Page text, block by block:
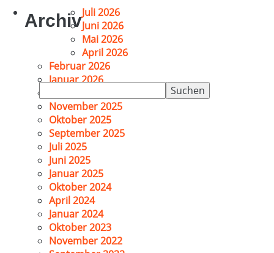
nach:
ArchivJuli 2026
Juni 2026
Mai 2026
April 2026
Februar 2026
Januar 2026
November 2025
Oktober 2025
September 2025
Juli 2025
Juni 2025
Januar 2025
Oktober 2024
April 2024
Januar 2024
Oktober 2023
November 2022